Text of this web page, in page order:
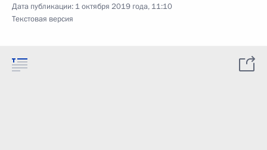
Дата публикации: 1 октября 2019 года, 11:10
Текстовая версия